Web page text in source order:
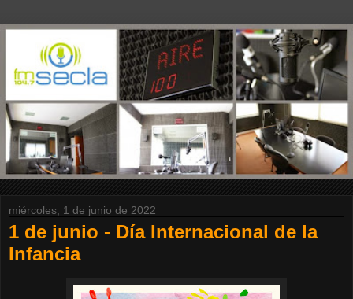
miércoles, 1 de junio de 2022
1 de junio - Día Internacional de la
Infancia